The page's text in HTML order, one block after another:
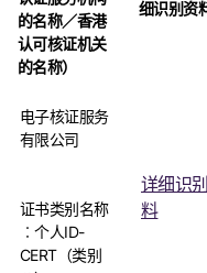
的名称／香港
认可核证机关
的名称）
细识别资
电子核证服务
有限公司
证书类别名称
︰个人ID-
CERT（类别
详细识
料